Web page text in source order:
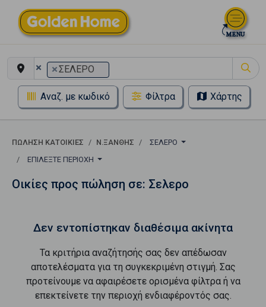
× ×ΣΕΛΕΡΟ
Αναζ. με κωδικό Φίλτρα Χάρτης
ΠΏΛΗΣΗ ΚΑΤΟΙΚΊΕΣ Ν.ΞΑΝΘΗΣ
ΣΕΛΕΡΟ
ΕΠΙΛΈΞΤΕ ΠΕΡΙΟΧΉ
Οικίες προς πώληση σε: Σελερο
Δεν εντοπίστηκαν διαθέσιμα ακίνητα
Τα κριτήρια αναζήτησής σας δεν απέδωσαν
αποτελέσματα για τη συγκεκριμένη στιγμή. Σας
προτείνουμε να αφαιρέσετε ορισμένα φίλτρα ή να
επεκτείνετε την περιοχή ενδιαφέροντός σας.